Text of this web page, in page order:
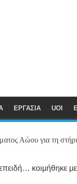
ΕΡΓΑΣΙΑ UOI
Αώου για τη
κοιμήθηκε